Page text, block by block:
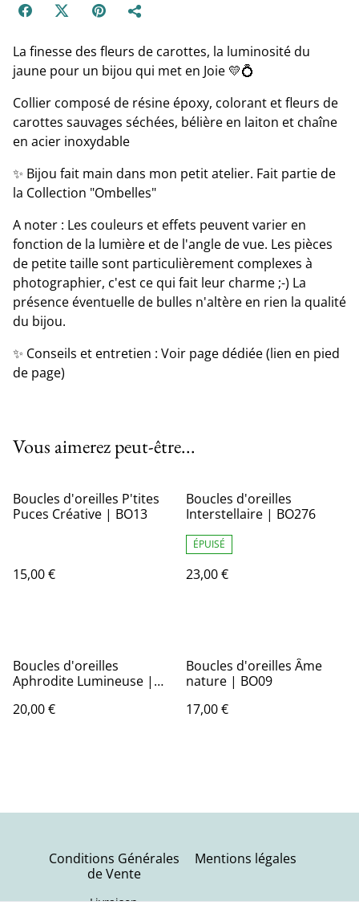
La finesse des fleurs de carottes, la luminosité du
jaune pour un bijou qui met en Joie 💛💍
Collier composé de résine époxy, colorant et fleurs de
carottes sauvages séchées, bélière en laiton et chaîne
en acier inoxydable
✨ Bijou fait main dans mon petit atelier. Fait partie de
la Collection "Ombelles"
A noter : Les couleurs et effets peuvent varier en
fonction de la lumière et de l'angle de vue. Les pièces
de petite taille sont particulièrement complexes à
photographier, c'est ce qui fait leur charme ;-) La
présence éventuelle de bulles n'altère en rien la qualité
du bijou.
✨ Conseils et entretien : Voir page dédiée (lien en pied
de page)
Vous aimerez peut-être...
Boucles d'oreilles P'tites
Puces Créative | BO13
15,00 €
Boucles d'oreilles
Interstellaire | BO276
ÉPUISÉ
23,00 €
Boucles d'oreilles
Aphrodite Lumineuse |
20,00 €
Boucles d'oreilles Âme
nature | BO09
17,00 €
Conditions Générales
de Vente
Mentions légales